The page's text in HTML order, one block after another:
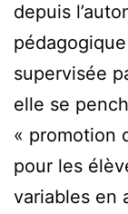
depuis
supervisée
elle se
« promotion
pour les
variables en